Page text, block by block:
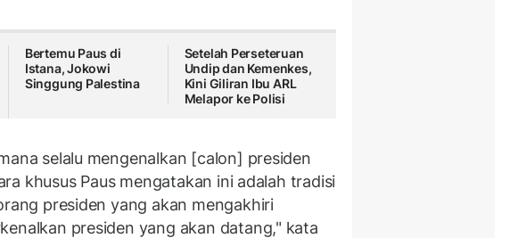
Bertemu Paus di
Istana, Jokowi
Singgung Palestina
Setelah Perseteruan
Undip dan Kemenkes,
Kini Giliran Ibu ARL
Melapor ke Polisi
selalu mengenalkan [calon] presiden
khusus Paus mengatakan ini adalah tradisi
presiden yang akan mengakhiri
presiden yang akan datang," kata